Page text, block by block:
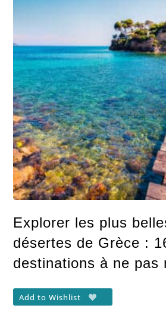
Explorer les plus
désertes de Grèce :
destinations à ne pas
Add to Wishlist